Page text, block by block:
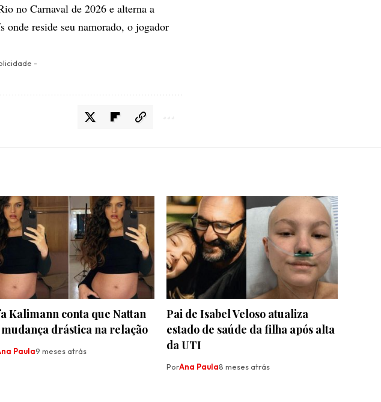
no Carnaval de 2026 e alterna a
onde reside seu namorado, o jogador
-
Kalimann conta que Nattan
drástica na relação
Paula9 meses atrás
Pai de Isabel Veloso atualiza
estado de saúde da filha após alta
da UTI
PorAna Paula8 meses atrás